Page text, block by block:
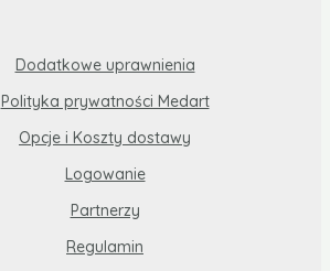
Dodatkowe uprawnienia
Polityka prywatności Medart
Opcje i Koszty dostawy
Logowanie
Partnerzy
Regulamin